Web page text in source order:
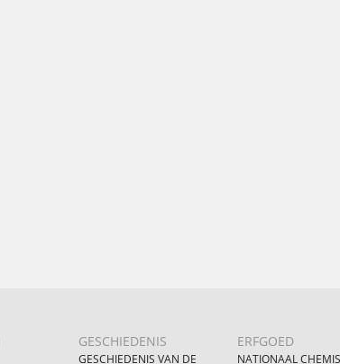
GESCHIEDENIS
GESCHIEDENIS VAN DE
ERFGOED
NATIONAAL